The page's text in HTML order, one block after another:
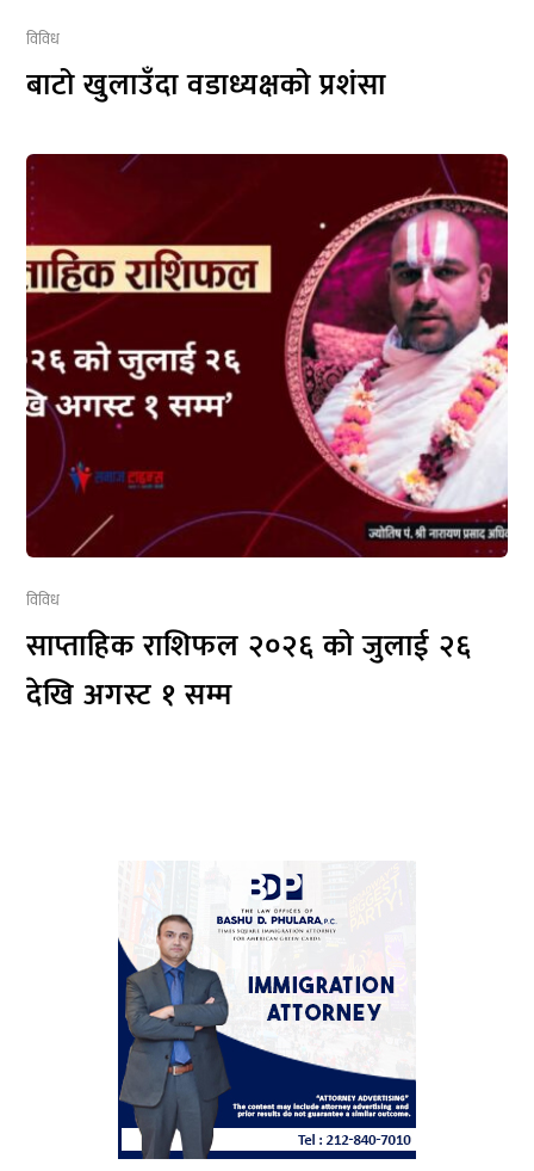
विविध
बाटो खुलाउँदा वडाध्यक्षको प्रशंसा
विविध
साप्ताहिक राशिफल २०२६ को जुलाई २६
देखि अगस्ट १ सम्म